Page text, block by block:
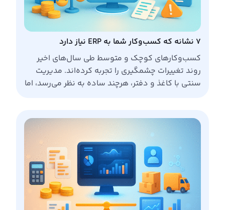
۷ نشانه که کسب‌وکار شما به ERP نیاز دارد
کسب‌وکارهای کوچک و متوسط طی سال‌های اخیر
روند تغییرات چشمگیری را تجربه کرده‌اند. مدیریت
سنتی با کاغذ و دفتر، هرچند ساده به نظر می‌رسد، اما
می‌شود. نرم‌افزار ERP به عنوان یک راهکار یکپارچه و
اتوماسیون‌محور، نه تنها فرآیندهای مالی […]